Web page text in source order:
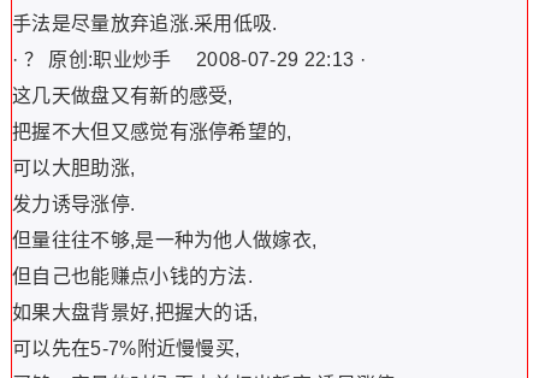
手法是尽量放弃追涨.采用低吸.
· ？ 原创:职业炒手 2008-07-29 22:13 ·
这几天做盘又有新的感受,
把握不大但又感觉有涨停希望的,
可以大胆助涨,
发力诱导涨停.
但量往往不够,是一种为他人做嫁衣,
但自己也能赚点小钱的方法.
如果大盘背景好,把握大的话,
可以先在5-7%附近慢慢买,